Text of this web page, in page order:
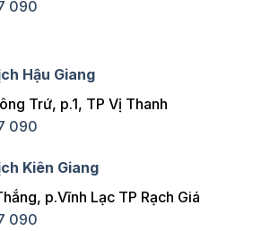
090
Hậu Giang
Trứ, p.1, TP Vị Thanh
090
Kiên Giang
p.Vĩnh Lạc TP Rạch Giá
090